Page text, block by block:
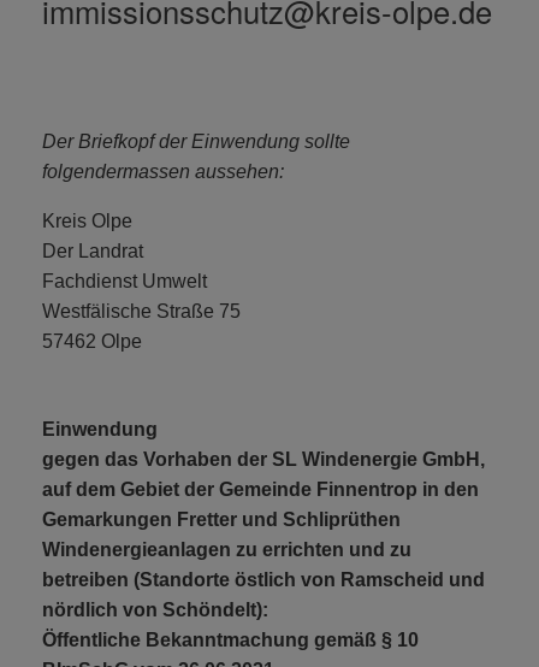
immissionsschutz@kreis-olpe.de
Der Briefkopf der Einwendung sollte
folgendermassen aussehen:
Kreis Olpe
Der Landrat
Fachdienst Umwelt
Westfälische Straße 75
57462 Olpe
Einwendung
gegen das Vorhaben der SL Windenergie GmbH,
auf dem Gebiet der Gemeinde Finnentrop in den
Gemarkungen Fretter und Schliprüthen
Windenergieanlagen zu errichten und zu
betreiben (Standorte östlich von Ramscheid und
nördlich von Schöndelt):
Öffentliche Bekanntmachung gemäß § 10